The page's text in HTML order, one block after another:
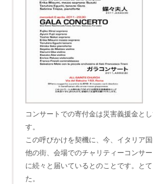
コンサートでの寄付金は災害義援金と
す。
この呼びかけを契機に、今、イタリア
他の街、会場でのチャリティーコンサ
に続々と届いているとのことです。と
た。